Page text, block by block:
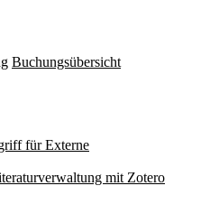
Buchungsübersicht
für Externe
mit Zotero